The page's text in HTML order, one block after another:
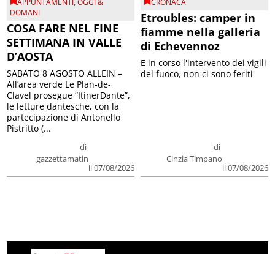
APPUNTAMENTI ,OGGI &
DOMANI
COSA FARE NEL FINE
SETTIMANA IN VALLE
D’AOSTA
di
gazzettamatin
il 07/08/2026
SABATO 8 AGOSTO ALLEIN –
All’area verde Le Plan-de-
Clavel prosegue “ItinerDante”,
le letture dantesche, con la
partecipazione di Antonello
Pistritto (...
CRONACA
Etroubles: camper in
fiamme nella galleria
di Echevennoz
di
Cinzia Timpano
il 07/08/2026
E in corso l'intervento dei vigili
del fuoco, non ci sono feriti